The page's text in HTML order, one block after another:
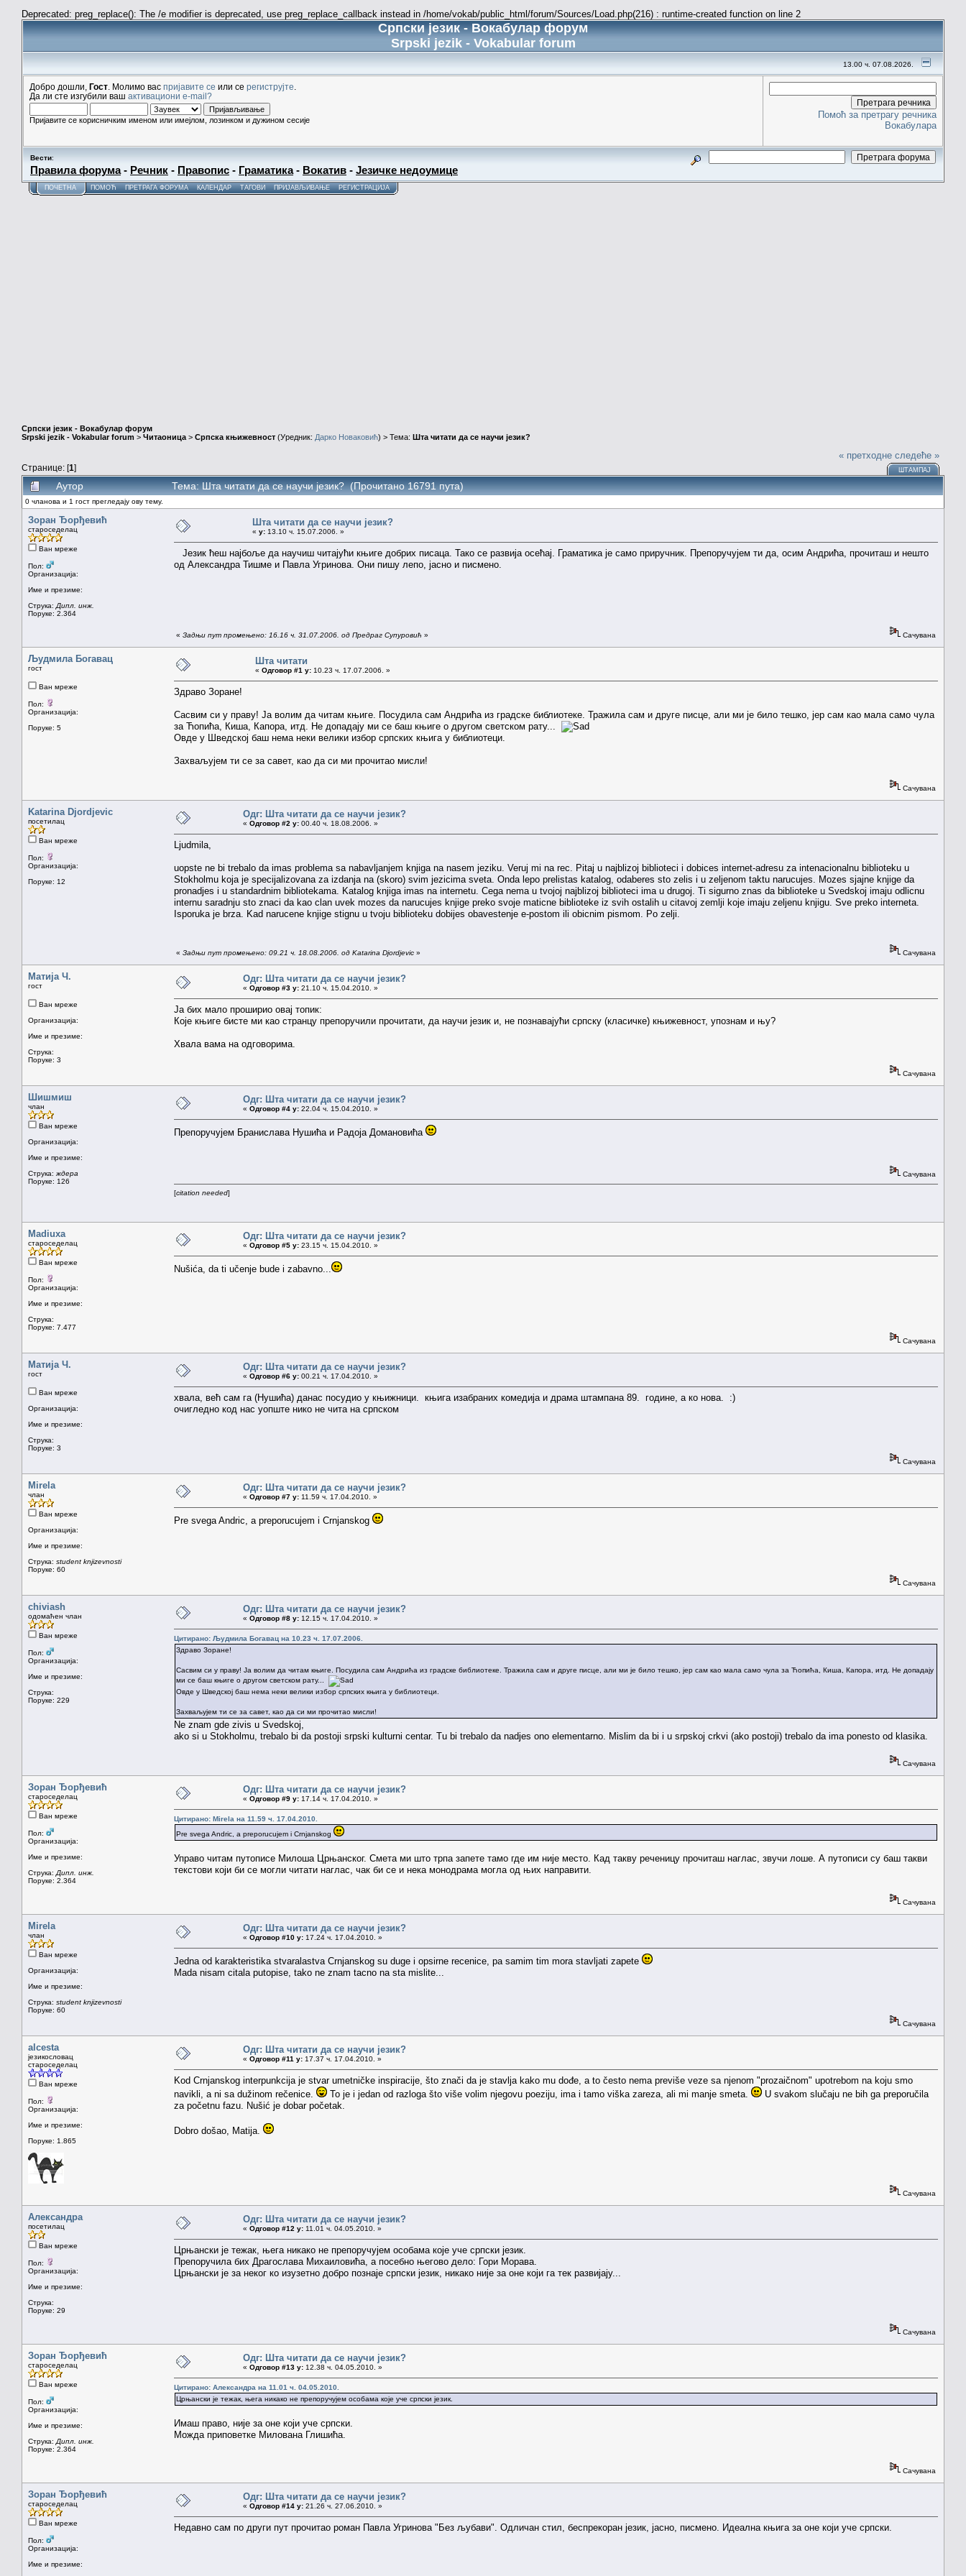
Deprecated: preg_replace(): The /e modifier is deprecated, use preg_replace_callback instead in /home/vokab/public_html/forum/Sources/Load.php(216) : runtime-created function on line 2
Српски језик - Вокабулар форум
Srpski jezik - Vokabular forum
13.00 ч. 07.08.2026.
Добро дошли, Гост . Молимо вас пријавите се или се региструјте
Да ли сте изгубили ваш активациони e-mail?
Пријавите се корисничким именом или имејлом, лозинком и дужином сесије
Помоћ за претрагу речника
Вокабулара
Вести:
Правила форума- Речник - Правопис - Граматика- Вокатив - Језичке недоумице
ПОЧЕТНА ПОМОЋ ПРЕТРАГА ФОРУМА КАЛЕНДАР ТАГОВИ ПРИЈАВЉИВАЊЕ РЕГИСТРАЦИЈА
Српски језик - Вокабулар форум
Srpski jezik - Vokabular forum > Читаоница > Српска књижевност (Уредник: Дарко Новаковић) > Тема: Шта читати да се научи језик?
Странице: [1]
« претходне следеће »
ШТАМПАЈ
Аутор Тема: Шта читати да се научи језик? (Прочитано 16791 пута)
0 чланова и 1 гост прегледају ову тему.
Зоран Ђорђевић
староседелац
Ван мреже
Пол:
Организација:
Име и презиме:
Струка: Дипл. инж.
Поруке: 2.364
Шта читати да се научи језик?
« у: 13.10 ч. 15.07.2006. »
Језик ћеш најбоље да научиш читајући књиге добрих писаца. Тако се развија осећај. Граматика је само приручник. Препоручујем ти да, осим Андрића, прочиташ и нешто
од Александра Тишме и Павла Угринова. Они пишу лепо, јасно и писмено.
« Задњи пут промењено: 16.16 ч. 31.07.2006. од Предраг Супуровић » Сачувана
Људмила Богавац
гост
Ван мреже
Пол:
Организација:
Поруке: 5
Шта читати
« Одговор #1 у: 10.23 ч. 17.07.2006. »
Здраво Зоране!
Сасвим си у праву! Ја волим да читам књиге. Посудила сам Андрића из градске библиотеке. Тражила сам и друге писце, али ми је било тешко, јер сам као мала само чула
за Ћопића, Киша, Капора, итд. Не допадају ми се баш књиге о другом светском рату...
Овде у Шведској баш нема неки велики избор српских књига у библиотеци.
Захваљујем ти се за савет, као да си ми прочитао мисли!
Сачувана
Katarina Djordjevic
посетилац
Ван мреже
Пол:
Организација:
Поруке: 12
Одг: Шта читати да се научи језик?
« Одговор #2 у: 00.40 ч. 18.08.2006. »
Ljudmila,
uopste ne bi trebalo da imas problema sa nabavljanjem knjiga na nasem jeziku. Veruj mi na rec. Pitaj u najblizoj biblioteci i dobices internet-adresu za intenacionalnu biblioteku u
Stokholmu koja je specijalizovana za izdanja na (skoro) svim jezicima sveta. Onda lepo prelistas katalog, odaberes sto zelis i u zeljenom taktu narucujes. Mozes sjajne knjige da
pronadjes i u standardnim bibliotekama. Katalog knjiga imas na internetu. Cega nema u tvojoj najblizoj biblioteci ima u drugoj. Ti sigurno znas da biblioteke u Svedskoj imaju odlicnu
internu saradnju sto znaci da kao clan uvek mozes da narucujes knjige preko svoje maticne biblioteke iz svih ostalih u citavoj zemlji koje imaju zeljenu knjigu. Sve preko interneta.
Isporuka je brza. Kad narucene knjige stignu u tvoju biblioteku dobijes obavestenje e-postom ili obicnim pismom. Po zelji.
« Задњи пут промењено: 09.21 ч. 18.08.2006. од Katarina Djordjevic » Сачувана
Матија Ч.
гост
Ван мреже
Организација:
Име и презиме:
Струка:
Поруке: 3
Одг: Шта читати да се научи језик?
« Одговор #3 у: 21.10 ч. 15.04.2010. »
Ја бих мало проширио овај топик:
Које књиге бисте ми као странцу препоручили прочитати, да научи језик и, не познавајући српску (класичке) књижевност, упознам и њу?
Хвала вама на одговорима.
Сачувана
Шишмиш
члан
Ван мреже
Организација:
Име и презиме:
Струка: ждера
Поруке: 126
Одг: Шта читати да се научи језик?
« Одговор #4 у: 22.04 ч. 15.04.2010. »
Препоручујем Бранислава Нушића и Радоја Домановића
Сачувана
[citation needed]
Madiuxa
староседелац
Ван мреже
Пол:
Организација:
Име и презиме:
Струка:
Поруке: 7.477
Одг: Шта читати да се научи језик?
« Одговор #5 у: 23.15 ч. 15.04.2010. »
Nušića, da ti učenje bude i zabavno...
Сачувана
Матија Ч.
гост
Ван мреже
Организација:
Име и презиме:
Струка:
Поруке: 3
Одг: Шта читати да се научи језик?
« Одговор #6 у: 00.21 ч. 17.04.2010. »
хвала, већ сам га (Нушића) данас посудио у књижници. књига изабраних комедија и драма штампана 89. године, а ко нова. :)
очигледно код нас уопште нико не чита на српском
Сачувана
Mirela
члан
Ван мреже
Организација:
Име и презиме:
Струка: student knjizevnosti
Поруке: 60
Одг: Шта читати да се научи језик?
« Одговор #7 у: 11.59 ч. 17.04.2010. »
Pre svega Andric, a preporucujem i Crnjanskog
Сачувана
chiviash
одомаћен члан
Ван мреже
Пол:
Организација:
Име и презиме:
Струка:
Поруке: 229
Одг: Шта читати да се научи језик?
« Одговор #8 у: 12.15 ч. 17.04.2010. »
Цитирано: Људмила Богавац на 10.23 ч. 17.07.2006.
Здраво Зоране!
Сасвим си у праву! Ја волим да читам књиге. Посудила сам Андрића из градске библиотеке. Тражила сам и друге писце, али ми је било тешко, јер сам као мала само чула за Ћопића, Киша, Капора, итд. Не допадају
ми се баш књиге о другом светском рату...
Овде у Шведској баш нема неки велики избор српских књига у библиотеци.
Захваљујем ти се за савет, као да си ми прочитао мисли!
Ne znam gde zivis u Svedskoj,
ako si u Stokholmu, trebalo bi da postoji srpski kulturni centar. Tu bi trebalo da nadjes ono elementarno. Mislim da bi i u srpskoj crkvi (ako postoji) trebalo da ima ponesto od klasika.
Сачувана
Зоран Ђорђевић
староседелац
Ван мреже
Пол:
Организација:
Име и презиме:
Струка: Дипл. инж.
Поруке: 2.364
Одг: Шта читати да се научи језик?
« Одговор #9 у: 17.14 ч. 17.04.2010. »
Цитирано: Mirela на 11.59 ч. 17.04.2010.
Pre svega Andric, a preporucujem i Crnjanskog
Управо читам путописе Милоша Црњанског. Смета ми што трпа запете тамо где им није место. Кад такву реченицу прочиташ наглас, звучи лоше. А путописи су баш такви
текстови који би се могли читати наглас, чак би се и нека монодрама могла од њих направити.
Сачувана
Mirela
члан
Ван мреже
Организација:
Име и презиме:
Струка: student knjizevnosti
Поруке: 60
Одг: Шта читати да се научи језик?
« Одговор #10 у: 17.24 ч. 17.04.2010. »
Jedna od karakteristika stvaralastva Crnjanskog su duge i opsirne recenice, pa samim tim mora stavljati zapete
Mada nisam citala putopise, tako ne znam tacno na sta mislite...
Сачувана
alcesta
језикословац
староседелац
Ван мреже
Пол:
Организација:
Име и презиме:
Поруке: 1.865
Одг: Шта читати да се научи језик?
« Одговор #11 у: 17.37 ч. 17.04.2010. »
Kod Crnjanskog interpunkcija je stvar umetničke inspiracije, što znači da je stavlja kako mu dođe, a to često nema previše veze sa njenom "prozaičnom" upotrebom na koju smo
navikli, a ni sa dužinom rečenice.
To je i jedan od razloga što više volim njegovu poeziju, ima i tamo viška zareza, ali mi manje smeta.
U svakom slučaju ne bih ga preporučila
za početnu fazu. Nušić je dobar početak.
Dobro došao, Matija.
Сачувана
Александра
посетилац
Ван мреже
Пол:
Организација:
Име и презиме:
Струка:
Поруке: 29
Одг: Шта читати да се научи језик?
« Одговор #12 у: 11.01 ч. 04.05.2010. »
Црњански је тежак, њега никако не препоручујем особама које уче српски језик.
Препоручила бих Драгослава Михаиловића, а посебно његово дело: Гори Морава.
Црњански је за неког ко изузетно добро познаје српски језик, никако није за оне који га тек развијају...
Сачувана
Зоран Ђорђевић
староседелац
Ван мреже
Пол:
Организација:
Име и презиме:
Струка: Дипл. инж.
Поруке: 2.364
Одг: Шта читати да се научи језик?
« Одговор #13 у: 12.38 ч. 04.05.2010. »
Цитирано: Александра на 11.01 ч. 04.05.2010.
Црњански је тежак, њега никако не препоручујем особама које уче српски језик.
Имаш право, није за оне који уче српски.
Можда приповетке Милована Глишића.
Сачувана
Зоран Ђорђевић
староседелац
Ван мреже
Пол:
Организација:
Име и презиме:
Одг: Шта читати да се научи језик?
« Одговор #14 у: 21.26 ч. 27.06.2010. »
Недавно сам по други пут прочитао роман Павла Угринова "Без љубави". Одличан стил, беспрекоран језик, јасно, писмено. Идеална књига за оне који уче српски.